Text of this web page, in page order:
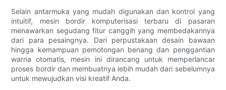
Selain antarmuka yang mudah digunakan dan kontrol yang
intuitif, mesin bordir komputerisasi terbaru di pasaran
menawarkan segudang fitur canggih yang membedakannya
dari para pesaingnya. Dari perpustakaan desain bawaan
hingga kemampuan pemotongan benang dan penggantian
warna otomatis, mesin ini dirancang untuk memperlancar
proses bordir dan membuatnya lebih mudah dari sebelumnya
untuk mewujudkan visi kreatif Anda.